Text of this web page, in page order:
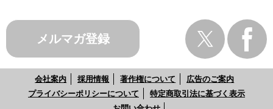
メルマガ登録
会社案内 採用情報 著作権について
広告のご案内
プライバシーポリシーについて
特定商取引法に基づく表示